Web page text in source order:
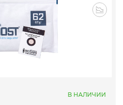
В НАЛИЧИИ